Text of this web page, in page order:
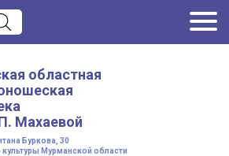
областная
Махаевой
Буркова, 30
Мурманской области